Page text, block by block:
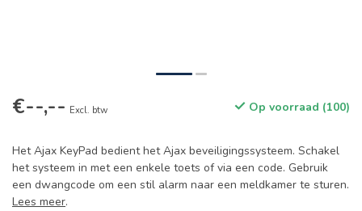
€--,-- Excl. btw Op voorraad (100)
Het Ajax KeyPad bedient het Ajax beveiligingssysteem. Schakel
het systeem in met een enkele toets of via een code. Gebruik
een dwangcode om een stil alarm naar een meldkamer te sturen.
Lees meer.